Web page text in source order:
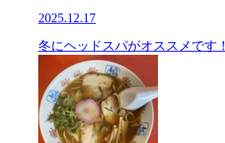
2025.12.17
冬にヘッドスパがオススメです！